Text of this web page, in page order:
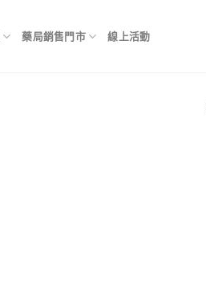
藥局銷售門市 線上活動